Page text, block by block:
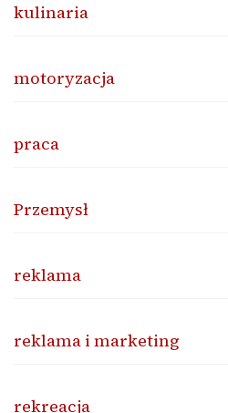
kulinaria
motoryzacja
praca
Przemysł
reklama
reklama i marketing
rekreacja